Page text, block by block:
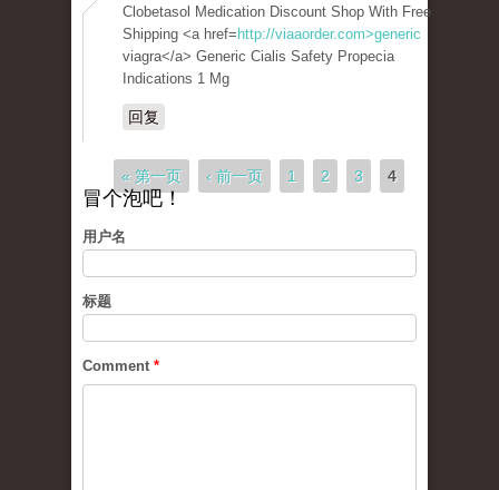
Clobetasol Medication Discount Shop With Free
Shipping <a href= http://viaaorder.com>generic
viagra</a> Generic Cialis Safety Propecia
Indications 1 Mg
回复
页面« 第一页 ‹ 前一页 1 2 3 4
冒个泡吧！
用户名
标题
Comment *